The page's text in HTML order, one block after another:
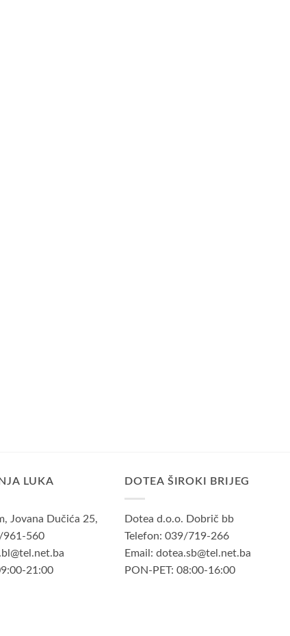
LUKA
Jovana Dučića 25,
961-560
21:00
DOTEA ŠIROKI BRIJEG
Dotea d.o.o. Dobrič bb
Telefon: 039/719-266
Email: dotea.sb@tel.net.ba
PON-PET: 08:00-16:00